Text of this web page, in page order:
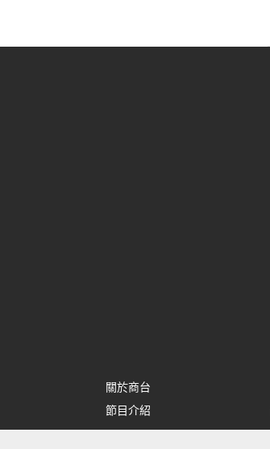
關於商台
節目介紹